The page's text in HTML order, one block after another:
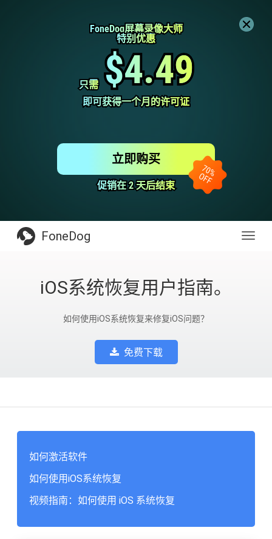
FoneDog屏幕录像大师
FoneDog屏幕录像大师
特别优惠
特别优惠
只需
只需 $4.49
$4.49
即可获得一个月的许可证
即可获得一个月的许可证
促销在 2 天后结束
促销在 2 天后结束
立即购买
FoneDog
iOS系统恢复用户指南。
如何使用iOS系统恢复来修复iOS问题？
免费下载
如何激活软件
如何使用iOS系统恢复
视频指南：如何使用 iOS 系统恢复